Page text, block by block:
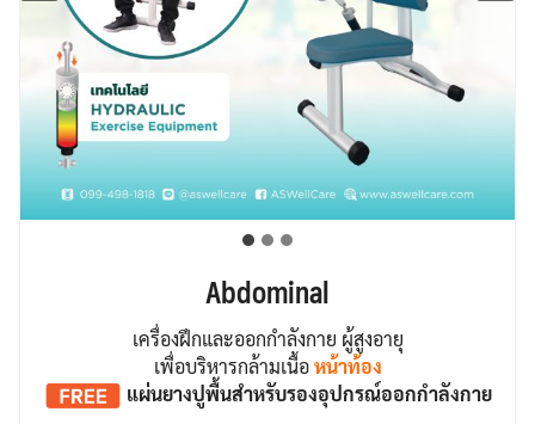
Abdominal
เครื่องฝึกและออกกำลังกาย ผู้สูงอายุ
เพื่อบริหารกล้ามเนื้อ หน้าท้อง
แผ่นยางปูพื้นสำหรับรองอุปกรณ์ออกกำลังกาย